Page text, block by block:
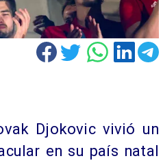
Djokovic vivió un
en su país natal